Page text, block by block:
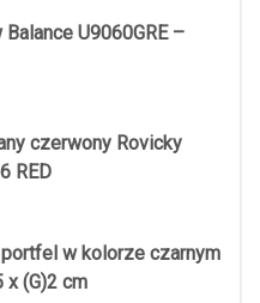
U9060GRE –
czerwony Rovicky
RED
w kolorze czarnym
x (G)2 cm